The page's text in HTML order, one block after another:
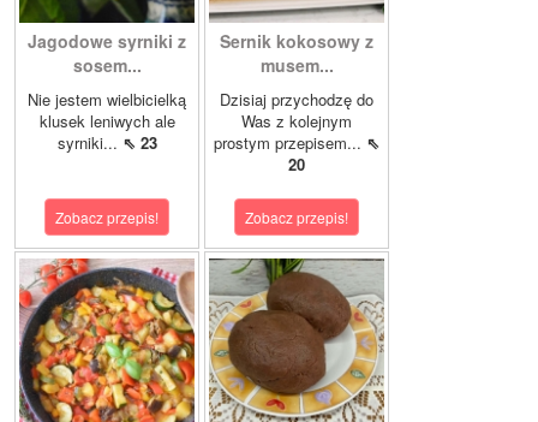
Jagodowe syrniki z
sosem...
Nie jestem wielbicielką
klusek leniwych ale
syrniki... ⇖ 23
Zobacz przepis!
Sernik kokosowy z
musem...
Dzisiaj przychodzę do
Was z kolejnym
prostym przepisem... ⇖
20
Zobacz przepis!